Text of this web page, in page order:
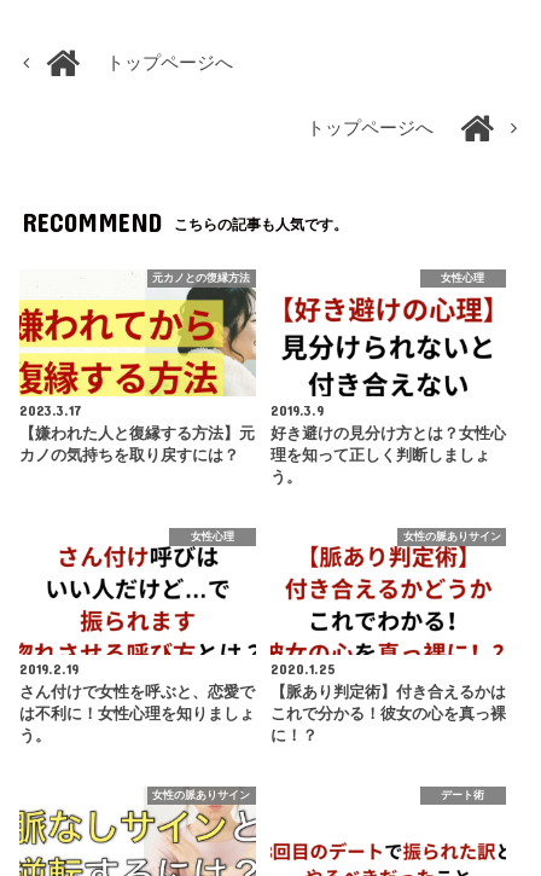
トップページへ
トップページへ
RECOMMEND こちらの記事も人気です。
元カノとの復縁方法
2023.3.17
【嫌われた人と復縁する方法】元
カノの気持ちを取り戻すには？
女性心理
2019.3.9
好き避けの見分け方とは？女性心
理を知って正しく判断しましょ
う。
女性心理
2019.2.19
さん付けで女性を呼ぶと、恋愛で
は不利に！女性心理を知りましょ
う。
女性の脈ありサイン
2020.1.25
【脈あり判定術】付き合えるかは
これで分かる！彼女の心を真っ裸
に！？
女性の脈ありサイン デート術